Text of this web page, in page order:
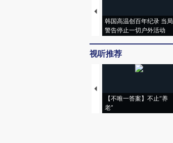
韩国高温创百年纪录 当局
警告停止一切户外活动
视听推荐
【不唯一答案】不止“养
老”